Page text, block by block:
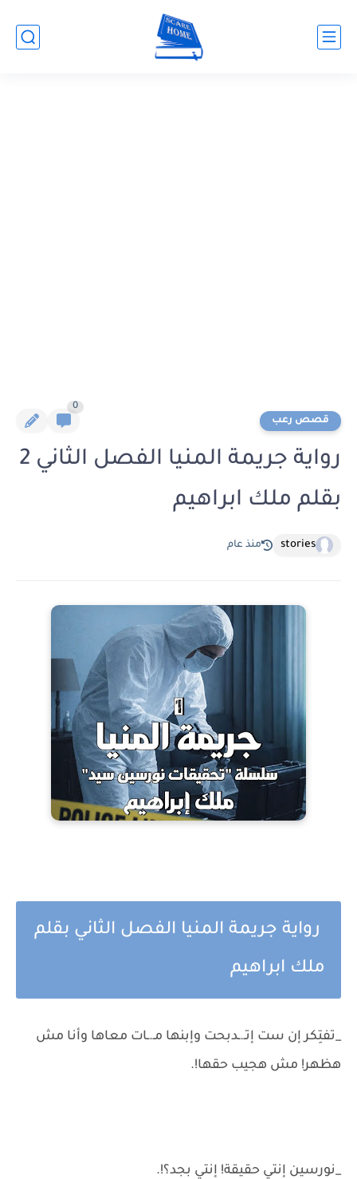
قصص رعب
0
رواية جريمة المنيا الفصل الثاني 2
بقلم ملك ابراهيم
stories منذ عام
رواية جريمة المنيا الفصل الثاني بقلم
ملك ابراهيم
_تفتِكر إن ست إتـ.ـدبحت وإبنها مـ.ـات معاها وأنا مش
هظهر! مش هجيب حقها!.
_نورسين إنتي حقيقة! إنتي بجد؟!.